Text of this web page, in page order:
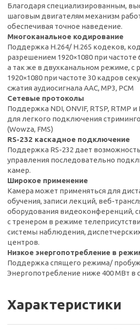
Благодаря специализированным,
шаговым двигателям механизм
обеспечивая точное наведение.
Многоканальное кодирование
Поддержка H.264/ H.265 кодеков,
разрешением 1920×1080 при частоте
а так же в двухканальном режиме, с
1920×1080 при частоте 30 кадров
сжатия аудиосигнала AAC, MP3, PCM
Сетевые протоколы
Поддержка NDI, ONVIF, RTSP, RTMP и
для легкого подключения
(Wowza, FMS)
RS-232 каскадное подключение
Поддержка RS-232 дает
управления последовательно
камер.
Широкое применение
Камера может применяться для
обучения, записи лекций, веб-
оборудования видеоконференций,
с тренером в режиме
системы наблюдения,
центров.
Низкое энергопотребление в
Поддержка спящего режима/
Энергопотребление ниже 400 МВт в
Характеристики